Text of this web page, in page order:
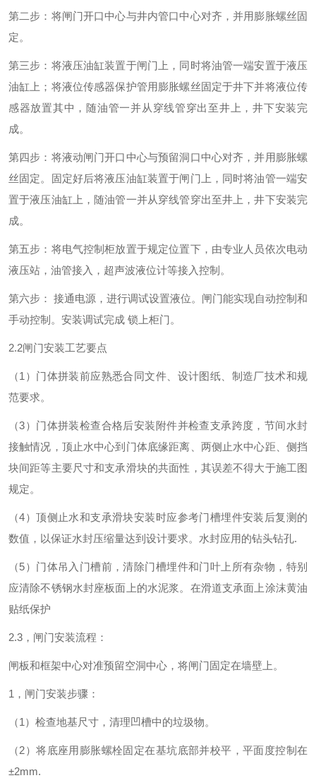
第二步：将闸门开口中心与井内管口中心对齐，并用膨胀螺丝固
定。
第三步：将液压油缸装置于闸门上，同时将油管一端安置于液压
油缸上；将液位传感器保护管用膨胀螺丝固定于井下并将液位传
感器放置其中，随油管一并从穿线管穿出至井上，井下安装完
成。
第四步：将液动闸门开口中心与预留洞口中心对齐，并用膨胀螺
丝固定。固定好后将液压油缸装置于闸门上，同时将油管一端安
置于液压油缸上，随油管一并从穿线管穿出至井上，井下安装完
成。
第五步：将电气控制柜放置于规定位置下，由专业人员依次电动
液压站，油管接入，超声波液位计等接入控制。
第六步： 接通电源，进行调试设置液位。闸门能实现自动控制和
手动控制。安装调试完成 锁上柜门。
2.2闸门安装工艺要点
（1）门体拼装前应熟悉合同文件、设计图纸、制造厂技术和规
范要求。
（3）门体拼装检查合格后安装附件并检查支承跨度，节间水封
接触情况，顶止水中心到门体底缘距离、两侧止水中心距、侧挡
块间距等主要尺寸和支承滑块的共面性，其误差不得大于施工图
规定。
（4）顶侧止水和支承滑块安装时应参考门槽埋件安装后复测的
数值，以保证水封压缩量达到设计要求。水封应用的钻头钻孔.
（5）门体吊入门槽前，清除门槽埋件和门叶上所有杂物，特别
应清除不锈钢水封座板面上的水泥浆。在滑道支承面上涂沫黄油
贴纸保护
2.3，闸门安装流程：
闸板和框架中心对准预留空洞中心，将闸门固定在墙壁上。
1，闸门安装步骤：
（1）检查地基尺寸，清理凹槽中的垃圾物。
（2）将底座用膨胀螺栓固定在基坑底部并校平，平面度控制在
±2mm.